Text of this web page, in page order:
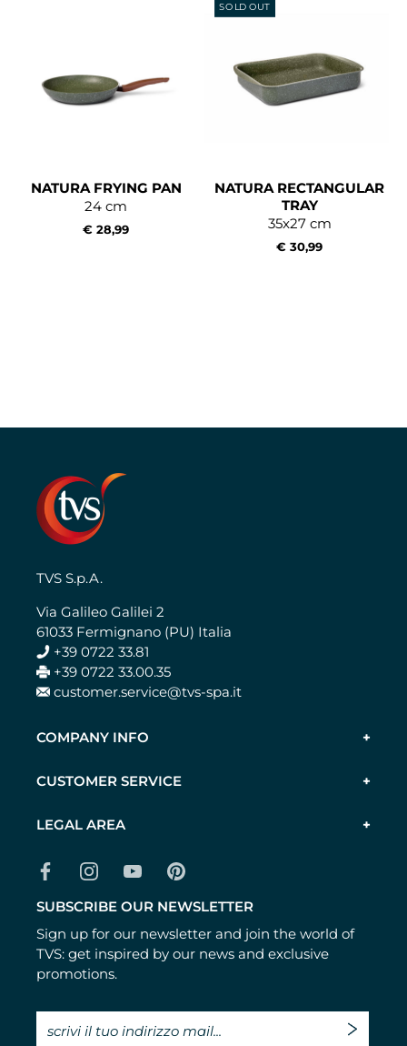
NATURA FRYING PAN
24 cm
€ 28,99
SOLD OUT
NATURA RECTANGULAR
TRAY
35x27 cm
€ 30,99
TVS S.p.A.
Via Galileo Galilei 2
61033 Fermignano (PU) Italia
+39 0722 33.81
+39 0722 33.00.35
customer.service@tvs-spa.it
COMPANY INFO
CUSTOMER SERVICE
LEGAL AREA
SUBSCRIBE OUR NEWSLETTER
Sign up for our newsletter and join the world of
TVS: get inspired by our news and exclusive
promotions.